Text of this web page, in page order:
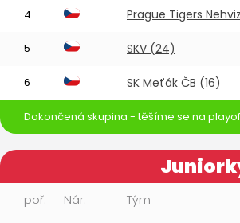
4 Prague Tigers
5 SKV (24)
6 SK Meťák ČB (16)
Dokončená skupina - těšíme se na
poř. Nár. Tým